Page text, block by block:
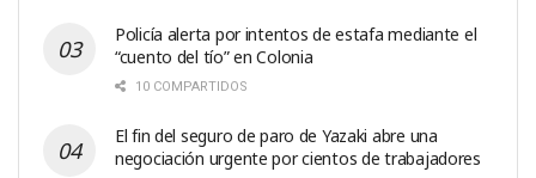
Policía alerta por intentos de estafa mediante el
“cuento del tío” en Colonia
10 COMPARTIDOS
El fin del seguro de paro de Yazaki abre una
negociación urgente por cientos de trabajadores